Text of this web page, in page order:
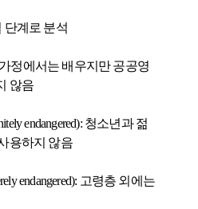
단계로 분석
가정에서는 배우지만 공공영
않음
endangered): 청소년과 젊
용하지 않음
endangered): 고령층 외에는